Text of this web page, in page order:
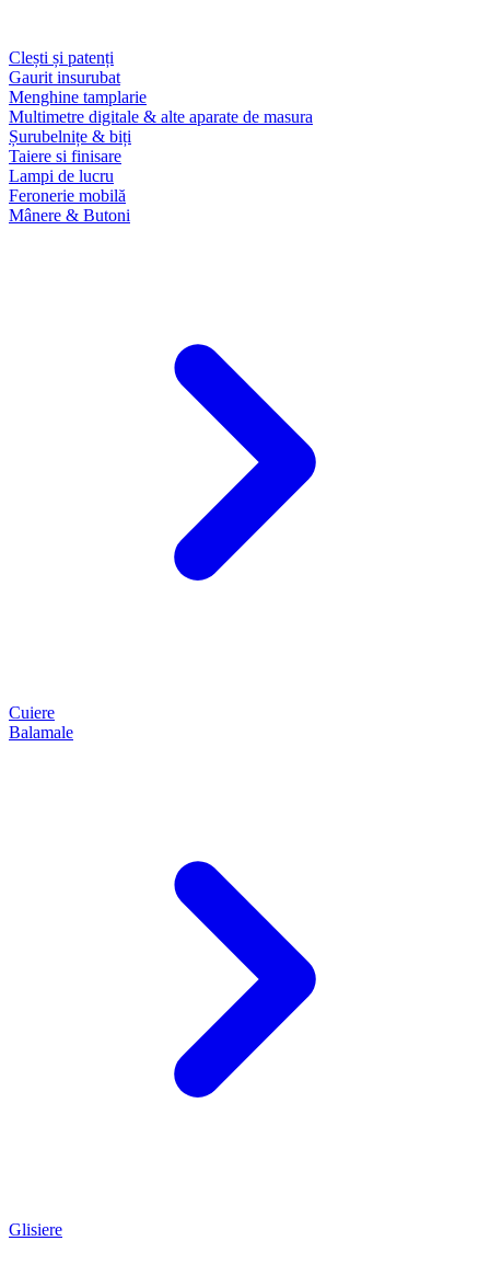
Clești și patenți
Gaurit insurubat
Menghine tamplarie
Multimetre digitale & alte aparate de masura
Șurubelnițe & biți
Taiere si finisare
Lampi de lucru
Feronerie mobilă
Mânere & Butoni
Cuiere
Balamale
Glisiere